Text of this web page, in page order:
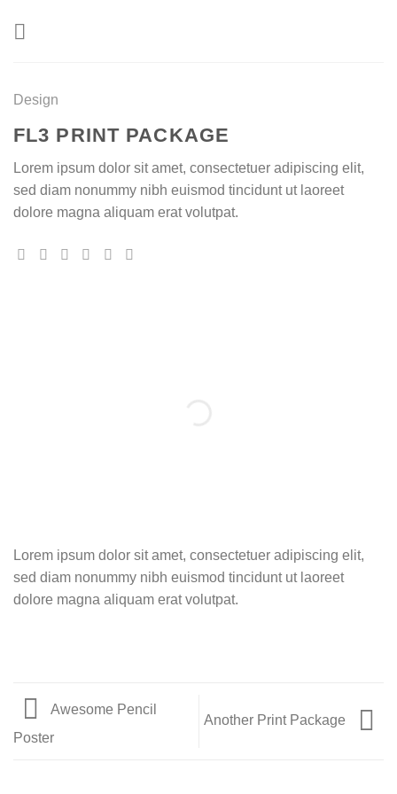
Design
FL3 PRINT PACKAGE
Lorem ipsum dolor sit amet, consectetuer adipiscing elit,
sed diam nonummy nibh euismod tincidunt ut laoreet
dolore magna aliquam erat volutpat.
Lorem ipsum dolor sit amet, consectetuer adipiscing elit,
sed diam nonummy nibh euismod tincidunt ut laoreet
dolore magna aliquam erat volutpat.
Awesome Pencil
Poster
Another Print Package